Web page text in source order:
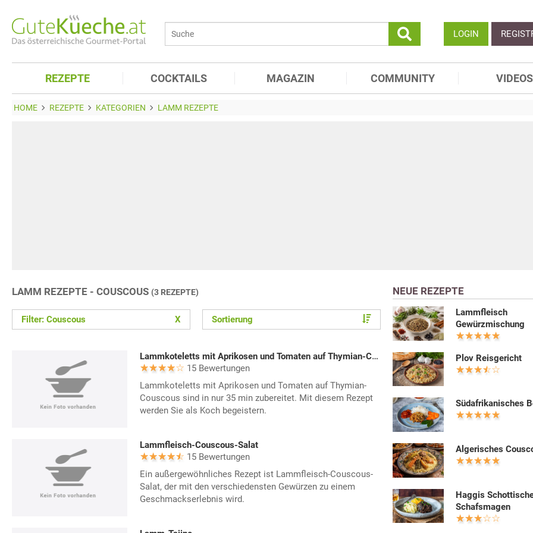
LOGIN
REZEPTE COCKTAILS MAGAZIN COMMUNITY VIDEOS
HOME REZEPTE KATEGORIEN LAMM REZEPTE
LAMM REZEPTE - COUSCOUS (3 REZEPTE)
Filter: Couscous X Sortierung
Lammkoteletts mit Aprikosen und Tomaten auf Thymian-Couscous
15 Bewertungen
Lammkoteletts mit Aprikosen und Tomaten auf Thymian-
Couscous sind in nur 35 min zubereitet. Mit diesem Rezept
werden Sie als Koch begeistern.
Lammfleisch-Couscous-Salat
15 Bewertungen
Ein außergewöhnliches Rezept ist Lammfleisch-Couscous-
Salat, der mit den verschiedensten Gewürzen zu einem
Geschmackserlebnis wird.
NEUE REZEPTE
Lammfleisch
Gewürzmischung
Plov Reisgericht
Südafrikanisches
Algerisches
Haggis
Schafsmagen